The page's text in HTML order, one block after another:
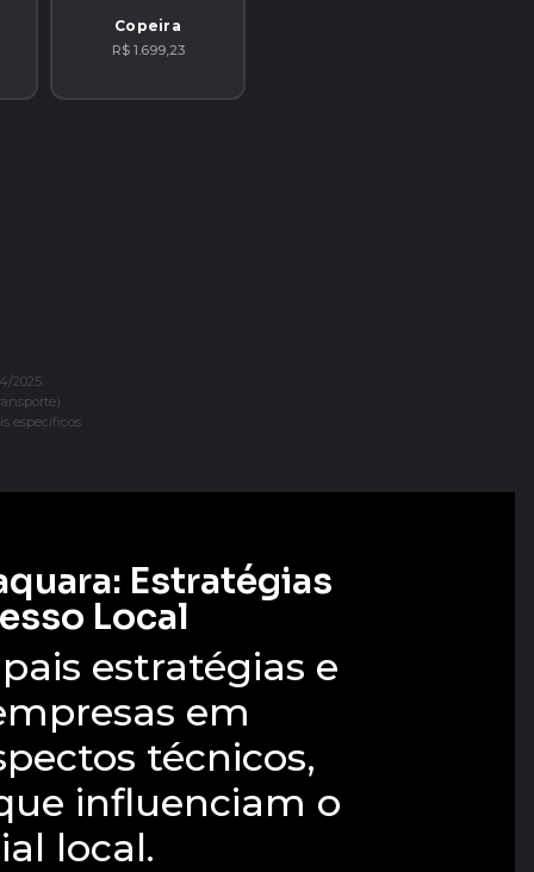
Copeira
R$ 1.699,23
2025.
específicos.
Estratégias
Local
estratégias e
em
técnicos,
influenciam o
local.